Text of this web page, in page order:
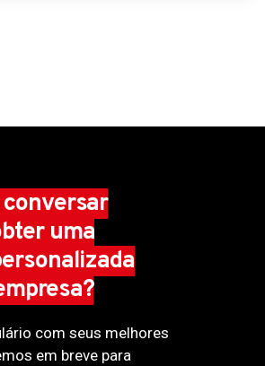
uma
com seus melhores
em breve para